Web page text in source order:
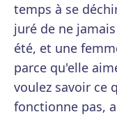
temps à se
juré de ne
été, et une
parce qu'elle
voulez savoir ce
fonctionne pas,